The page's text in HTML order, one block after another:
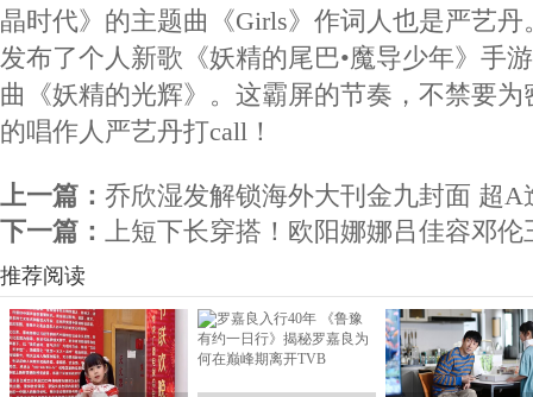
晶时代》的主题曲《Girls》作词人也是严艺
发布了个人新歌《妖精的尾巴•魔导少年》手
曲《妖精的光辉》。这霸屏的节奏，不禁要
的唱作人严艺丹打call！
上一篇： 乔欣湿发解锁海外大刊金九封面 超A
下一篇： 上短下长穿搭！欧阳娜娜吕佳容邓
推荐阅读